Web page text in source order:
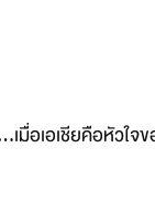
เมื่อเอเชียคือหัวใ